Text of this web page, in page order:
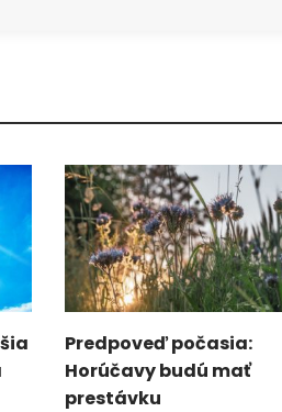
Predpoveď počasia:
Horúčavy budú mať
prestávku